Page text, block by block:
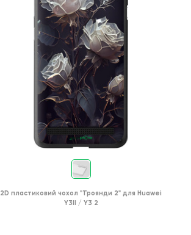
2D пластиковий чохол "Троянди 2" для Huawei
Y3II / Y3 2